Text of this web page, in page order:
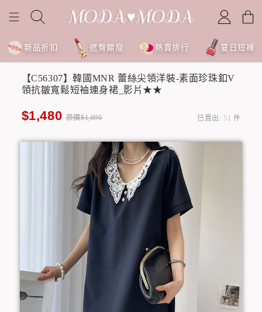
新品折扣 遮臀顯瘦 熱賣排行 夏日短褲
【C56307】韓國MNR 蕾絲尖領洋裝-素面珍珠釦V
領抗皺寬鬆短袖連身裙_影片★★
$1,480 原價$1,690 已賣出: 51 件